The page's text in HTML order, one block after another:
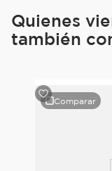
Quienes
también
Comparar